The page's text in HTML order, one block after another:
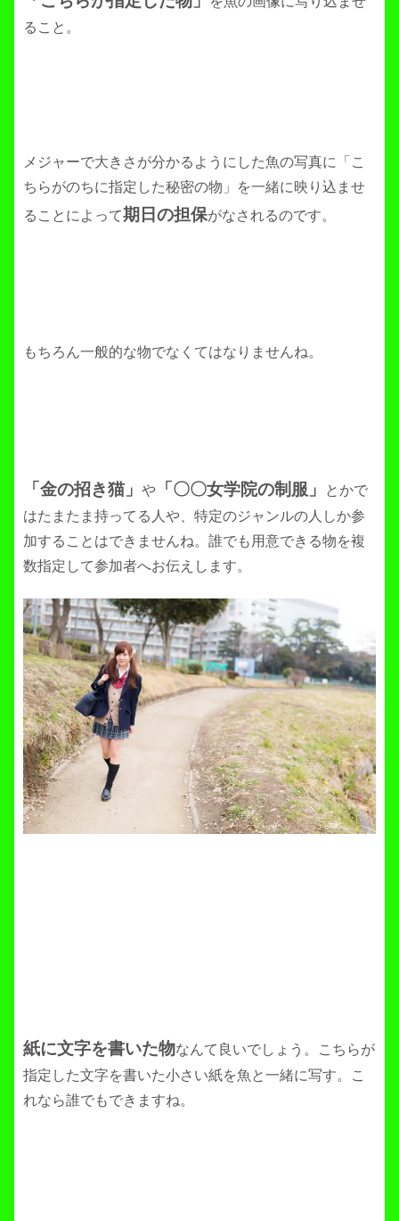
ること。
メジャーで大きさが分かるようにした魚の写真に「こ
ちらがのちに指定した秘密の物」を一緒に映り込ませ
ることによって期日の担保がなされるのです。
もちろん一般的な物でなくてはなりませんね。
「金の招き猫」 や 「〇〇女学院の制服」
とかで
はたまたま持ってる人や、特定のジャンルの人しか参
加することはできませんね。誰でも用意できる物を複
数指定して参加者へお伝えします。
紙に文字を書いた物なんて良いでしょう。こちらが
指定した文字を書いた小さい紙を魚と一緒に写す。こ
れなら誰でもできますね。